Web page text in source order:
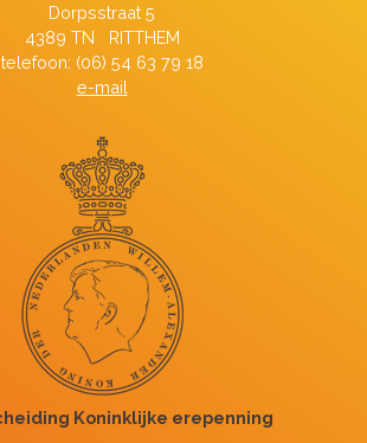
Dorpsstraat 5
4389 TN RITTHEM
telefoon: (06) 54 63 79 18
e-mail